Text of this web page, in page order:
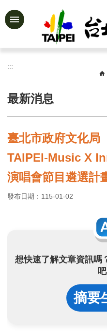
跳到主要內容區塊
進
告
訊
認
識
文
局
:::
最新消息
臺北市政府文化局
TAIPEI-Music X
演唱會節目遴選計
發布日期：115-01-02
想快速了解文章資訊嗎
摘要